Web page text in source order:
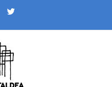
FacebookTwitter